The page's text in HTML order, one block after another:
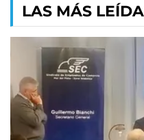
LAS MÁS